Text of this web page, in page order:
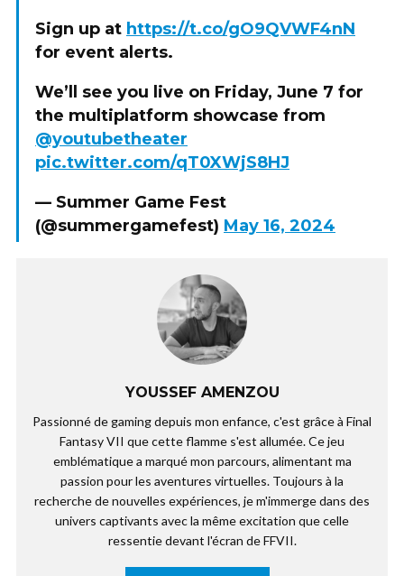
Sign up at https://t.co/gO9QVWF4nN
for event alerts.
We’ll see you live on Friday, June 7 for
the multiplatform showcase from
@youtubetheater
pic.twitter.com/qT0XWjS8HJ
— Summer Game Fest
(@summergamefest) May 16, 2024
YOUSSEF AMENZOU
Passionné de gaming depuis mon enfance, c'est grâce à Final
Fantasy VII que cette flamme s'est allumée. Ce jeu
emblématique a marqué mon parcours, alimentant ma
passion pour les aventures virtuelles. Toujours à la
recherche de nouvelles expériences, je m'immerge dans des
univers captivants avec la même excitation que celle
ressentie devant l'écran de FFVII.